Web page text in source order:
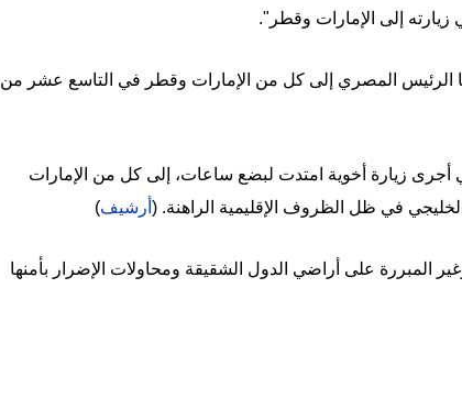
إلى الإمارات وقطر".
الرئيس المصري إلى كل من الإمارات وقطر في التاسع عشر من
أجرى زيارة أخوية امتدت لبضع ساعات، إلى كل من الإمارات
في ظل الظروف الإقليمية الراهنة. ( أرشيف)
المبررة على أراضي الدول الشقيقة ومحاولات الإضرار بأمنها